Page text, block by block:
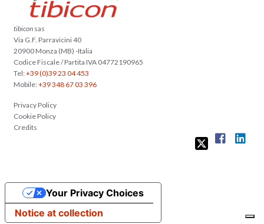
tibicon sas
Via G.F. Parravicini 40
20900 Monza (MB) -Italia
Codice Fiscale / Partita IVA 04772190965
Tel:+39 (0)39 23 04 453
Mobile:+39 348 67 03 396
Privacy Policy
Cookie Policy
Credits
Notice at collection
Your Privacy Choices